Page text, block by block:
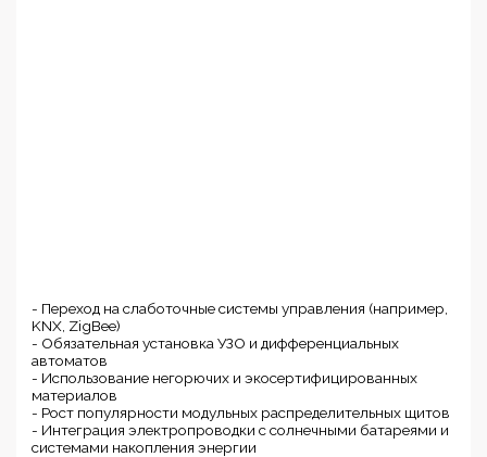
- Переход на слаботочные системы управления (например,
KNX, ZigBee)
- Обязательная установка УЗО и дифференциальных
автоматов
- Использование негорючих и экосертифицированных
материалов
- Рост популярности модульных распределительных щитов
- Интеграция электропроводки с солнечными батареями и
системами накопления энергии